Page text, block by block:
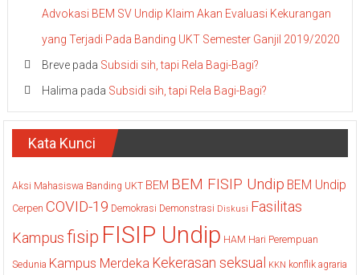
Advokasi BEM SV Undip Klaim Akan Evaluasi Kekurangan
yang Terjadi Pada Banding UKT Semester Ganjil 2019/2020
Brevepada Subsidi sih, tapi Rela Bagi-Bagi?
Halima pada Subsidi sih, tapi Rela Bagi-Bagi?
Kata Kunci
Aksi Mahasiswa Banding UKT BEM BEM FISIP Undip BEM Undip
Cerpen COVID-19 Demokrasi Demonstrasi Diskusi Fasilitas
Kampus fisip FISIP Undip HAM Hari Perempuan
Sedunia Kampus Merdeka Kekerasan seksual KKN konflik agraria